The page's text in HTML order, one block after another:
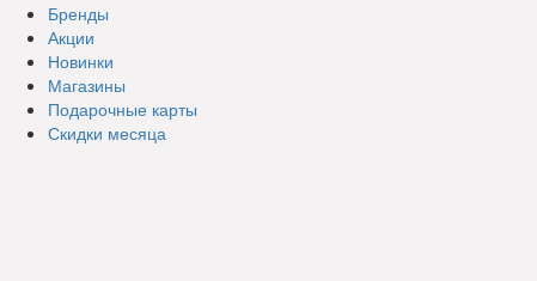
Бренды
Акции
Новинки
Магазины
Подарочные карты
Скидки месяца